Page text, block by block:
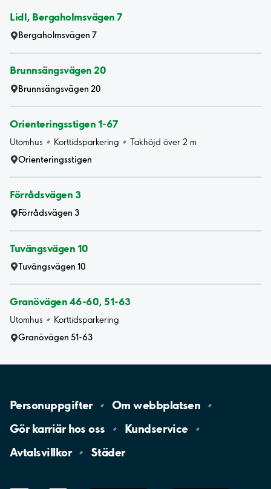
Lidl, Bergaholmsvägen 7
Bergaholmsvägen 7
Brunnsängsvägen 20
Brunnsängsvägen 20
Orienteringsstigen 1-67
Utomhus Korttidsparkering
Takhöjd över 2 m
Orienteringsstigen
Förrådsvägen 3
Förrådsvägen 3
Tuvängsvägen 10
Tuvängsvägen 10
Granövägen 46-60, 51-63
Utomhus
Korttidsparkering
Granövägen 51-63
Personuppgifter Omwebbplatsen
Gör karriär hososs
Kundservice
Avtalsvillkor
Städer